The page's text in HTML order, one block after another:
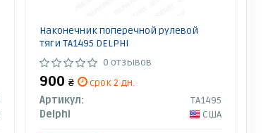
Наконечник поперечной рулевой
тяги TA1495 DELPHI
0 отзывов
900₴
срок 2 дн.
Артикул:
TA1495
Delphi
США